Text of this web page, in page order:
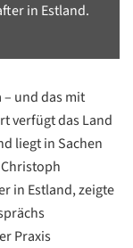
in Estland.
und das mit
verfügt das Land
liegt in Sachen
in Estland, zeigte
Praxis